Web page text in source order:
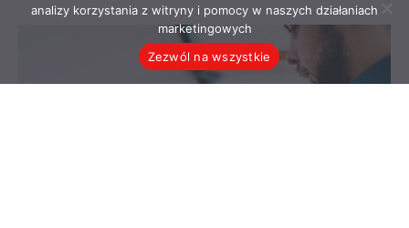
analizy korzystania z witryny i pomocy w naszych działaniach
marketingowych
Zezwól na wszystkie